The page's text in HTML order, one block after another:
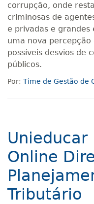
corrupção, onde
criminosas de
e privadas e grandes
uma nova percepção
possíveis desvios de
públicos.
Por: Time de Gestão de
Unieducar
Online
Tributário